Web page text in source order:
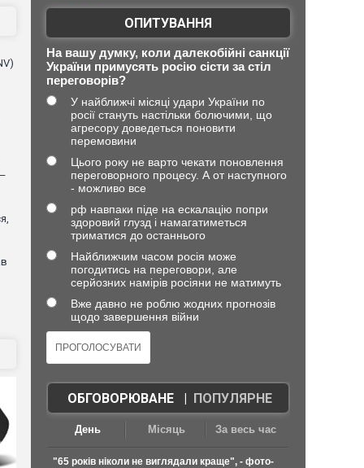
ОПИТУВАННЯ
На вашу думку, коли далекобійні санкції
України примусять росію сісти за стіл
переговорів?
У найближчі місяці удари України по
росії стануть настільки болючими, що
агресору доведеться поновити
перемовини
Цього року не варто чекати поновлення
переговорного процесу. А от наступного
- можливо все
рф навпаки піде на ескалацію попри
здоровий глузд і намагатиметься
триматися до останнього
Найближчим часом росія може
погодитись на переговори, але
серйозних намірів росіяни не матимуть
Вже давно не роблю жодних прогнозів
щодо завершення війни
ОБГОВОРЮВАНЕ| ПОПУЛЯРНЕ
День Місяць За весь час
"65 років ніколи не виглядали краще", - фото-